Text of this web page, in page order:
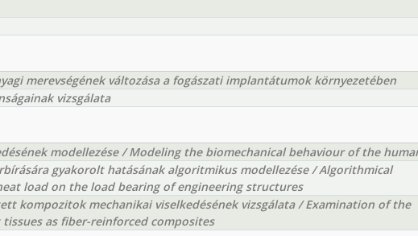
merevségének változása a fogászati implantátumok környezetében
vizsgálata
modellezése / Modeling the biomechanical behaviour of the
gyakorolt hatásának algoritmikus modellezése / Algorithmical
load on the load bearing of engineering structures
kompozitok mechanikai viselkedésének vizsgálata / Examination of the
as fiber-reinforced composites